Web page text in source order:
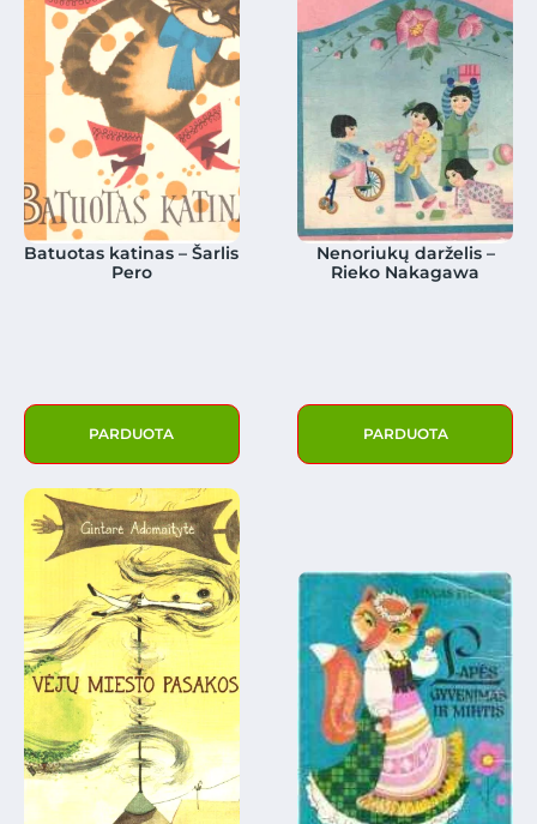
Batuotas katinas – Šarlis
Pero
PARDUOTA
Nenoriukų darželis –
Rieko Nakagawa
PARDUOTA